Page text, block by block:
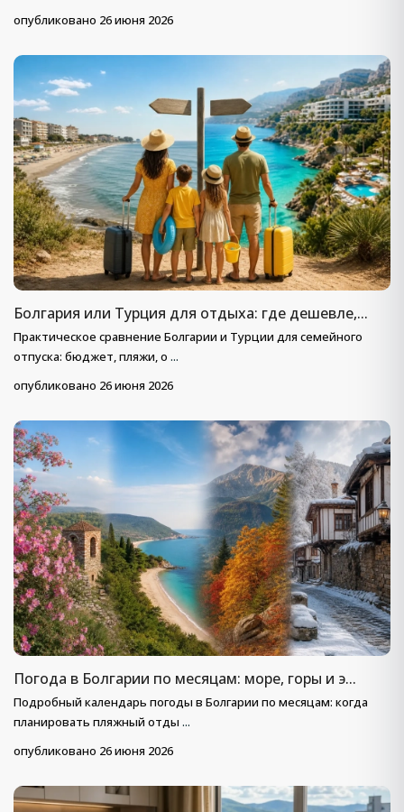
опубликовано 26 июня 2026
Болгария или Турция для отдыха: где дешевле,...
Практическое сравнение Болгарии и Турции для семейного
отпуска: бюджет, пляжи, о ...
опубликовано 26 июня 2026
Погода в Болгарии по месяцам: море, горы и э...
Подробный календарь погоды в Болгарии по месяцам: когда
планировать пляжный отды ...
опубликовано 26 июня 2026